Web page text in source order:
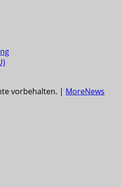
vorbehalten. | MoreNews